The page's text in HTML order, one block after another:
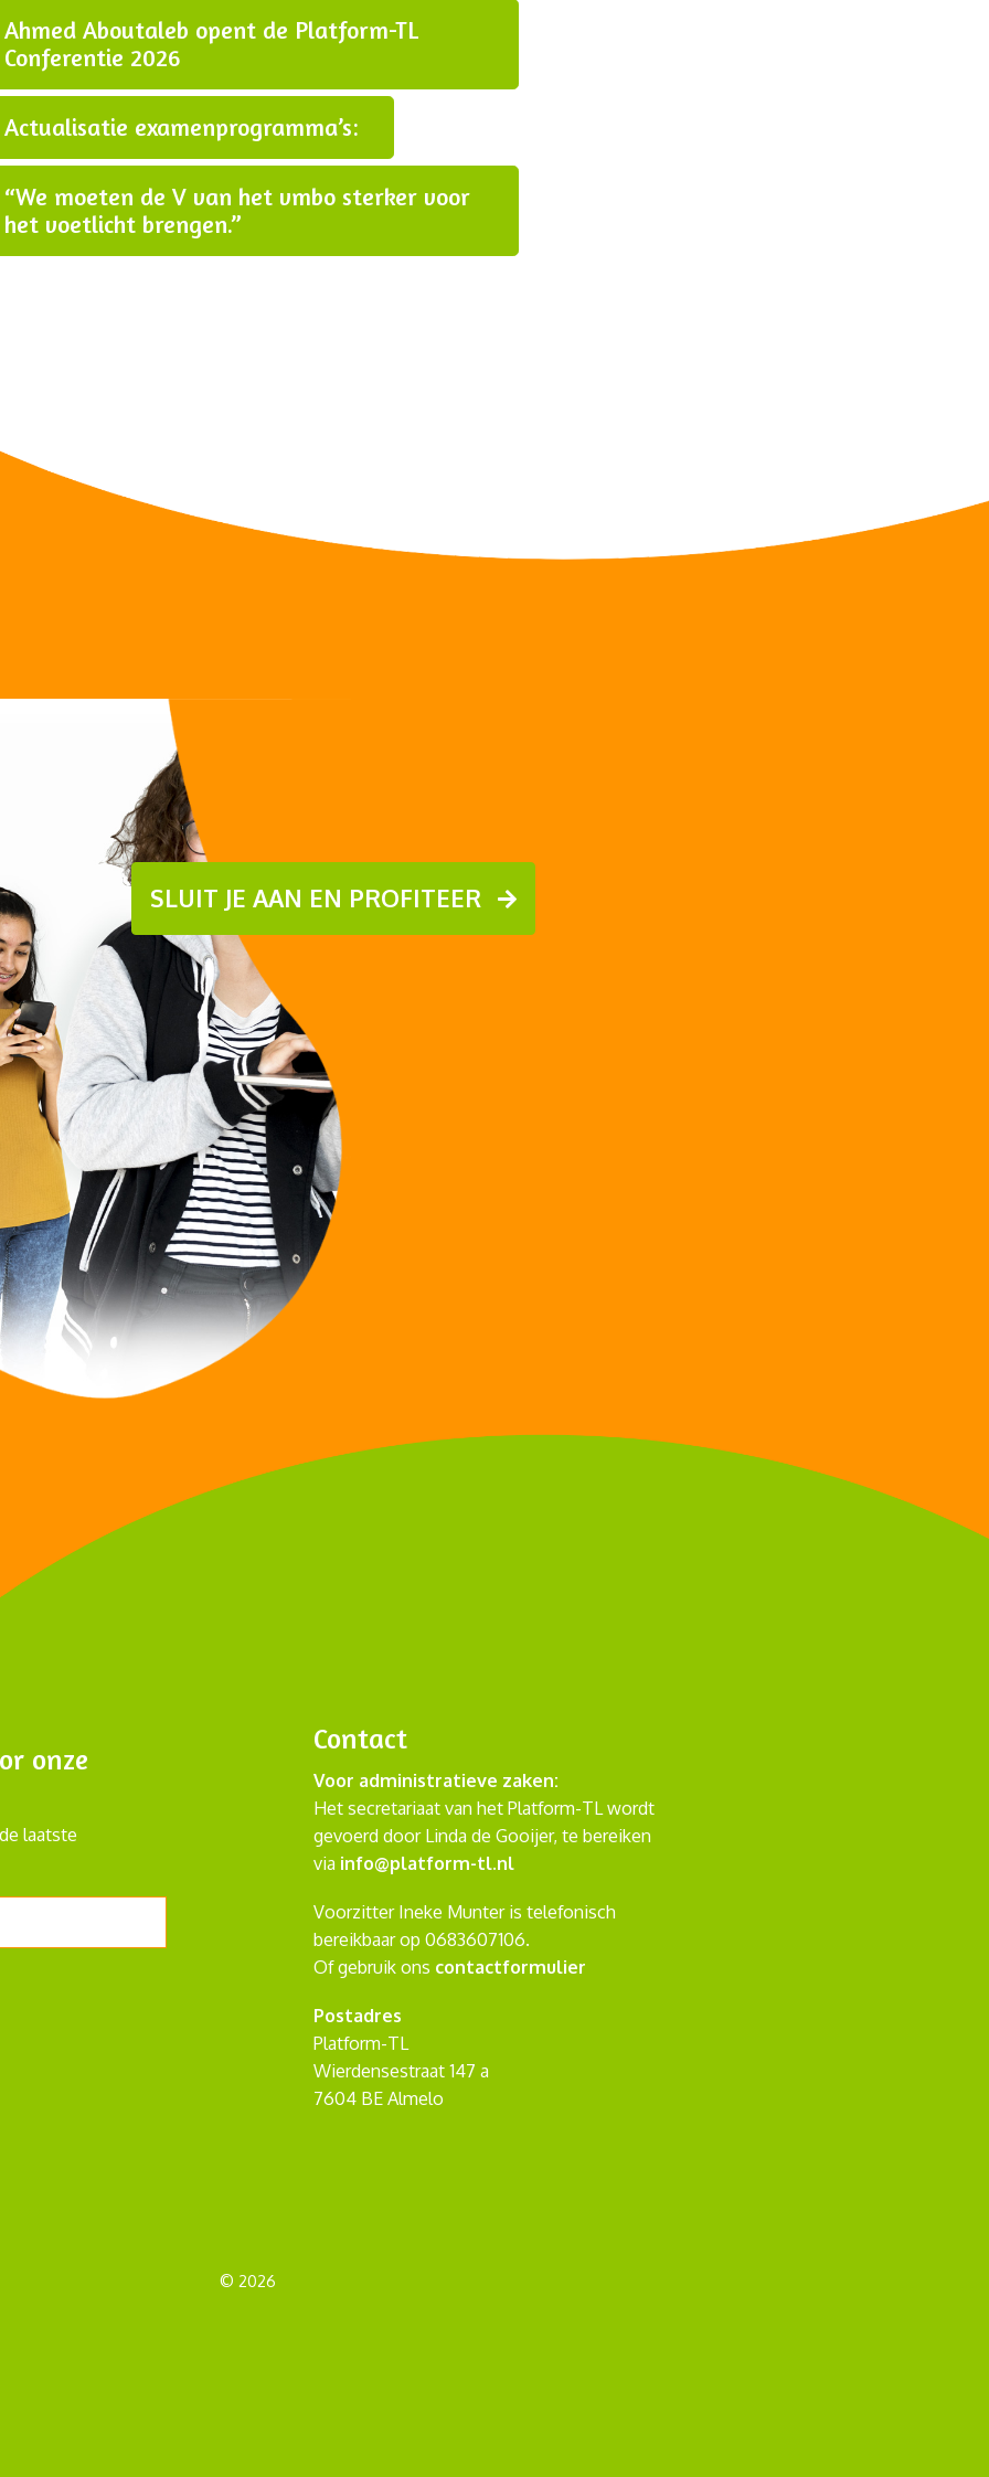
Ahmed Aboutaleb opent de Platform-TL
Conferentie 2026
Actualisatie examenprogramma’s:
“We moeten de V van het vmbo sterker voor
het voetlicht brengen.”
SLUIT JE AAN EN PROFITEER
onze
laatste
Contact
Voor administratieve zaken:
Het secretariaat van het Platform-TL wordt
gevoerd door Linda de Gooijer, te bereiken
via info@platform-tl.nl
Voorzitter Ineke Munter is telefonisch
bereikbaar op 0683607106.
Of gebruik ons contactformulier
Postadres
Platform-TL
Wierdensestraat 147 a
7604 BE Almelo
© 2026